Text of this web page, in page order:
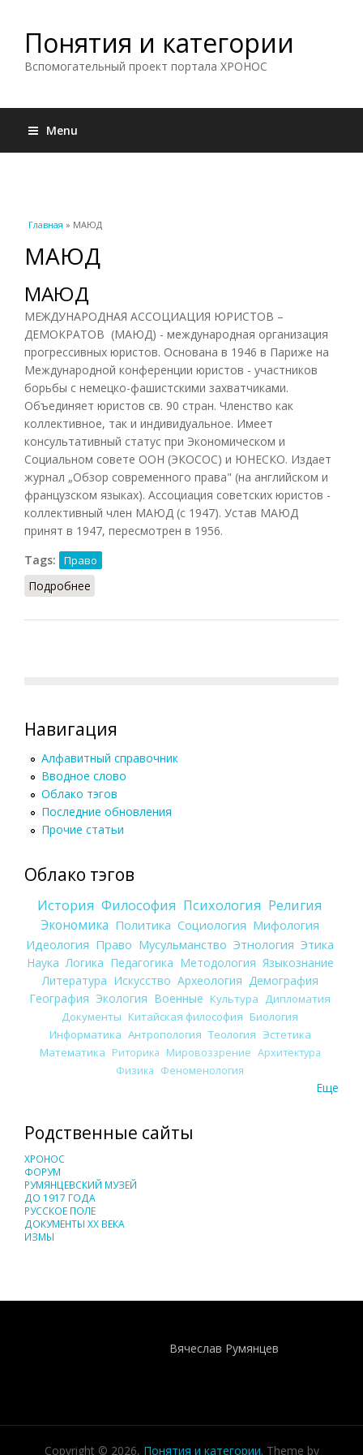
Понятия и категории
Вспомогательный проект портала ХРОНОС
Menu
Вы здесь
Главная » МАЮД
МАЮД
МАЮД
МЕЖДУНАРОДНАЯ АССОЦИАЦИЯ ЮРИСТОВ –
ДЕМОКРАТОВ (МАЮД) - международная организация
прогрессивных юристов. Основана в 1946 в Париже на
Международной конференции юристов - участников
борьбы с немецко-фашистскими захватчиками.
Объединяет юристов св. 90 стран. Членство как
коллективное, так и индивидуальное. Имеет
консультативный статус при Экономическом и
Социальном совете ООН (ЭКОСОС) и ЮНЕСКО. Издает
журнал „Обзор современного права" (на английском и
французском языках). Ассоциация советских юристов -
коллективный член МАЮД (с 1947). Устав МАЮД
принят в 1947, пересмотрен в 1956.
Tags:
Право
Подробнее
Навигация
Алфавитный справочник
Вводное слово
Облако тэгов
Последние обновления
Прочие статьи
Облако тэгов
История Философия Психология Религия
Экономика Политика Социология Мифология
Идеология Право Мусульманство Этнология Этика
Наука Логика Педагогика Методология Языкознание
Литература Искусство Археология Демография
География Экология Военные Культура
Дипломатия
Документы Китайская философия Биология
Информатика Антропология Теология Эстетика
Математика Риторика Мировоззрение Архитектура
Физика Феноменология
Еще
Родственные сайты
ХРОНОС
ФОРУМ
РУМЯНЦЕВСКИЙ МУЗЕЙ
ДО 1917 ГОДА
РУССКОЕ ПОЛЕ
ДОКУМЕНТЫ XX ВЕКА
ИЗМЫ
Вячеслав Румянцев
Copyright © 2026, Понятия и категории. Theme by